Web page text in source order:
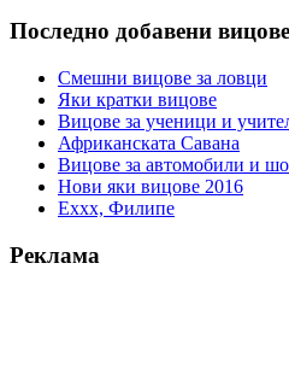
Последно добавени вицове
Смешни вицове за ловци
Яки кратки вицове
Вицове за ученици и
Африканската Савана
Вицове за автомобили и
Нови яки вицове 2016
Еххх, Филипе
Реклама